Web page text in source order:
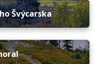
Švýcarska